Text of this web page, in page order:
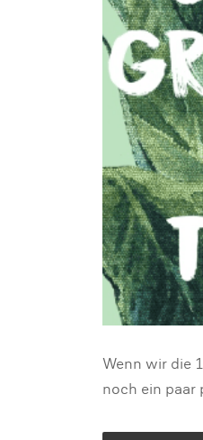
Wenn wir die
noch ein paar